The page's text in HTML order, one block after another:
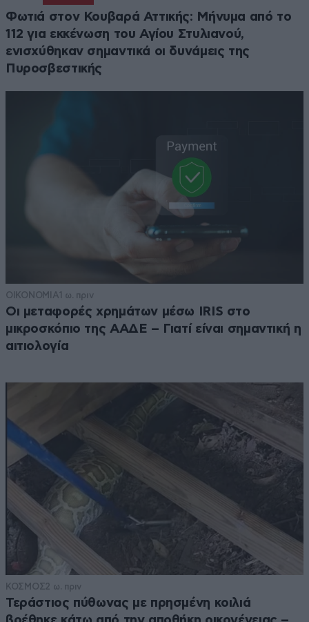
Φωτιά στον Κουβαρά Αττικής: Μήνυμα από το
112 για εκκένωση του Αγίου Στυλιανού,
ενισχύθηκαν σημαντικά οι δυνάμεις της
Πυροσβεστικής
ΟΙΚΟΝΟΜΙΑ1 ω. πριν
Οι μεταφορές χρημάτων μέσω IRIS στο
μικροσκόπιο της ΑΑΔΕ – Γιατί είναι σημαντική η
αιτιολογία
ΚΟΣΜΟΣ2 ω. πριν
Τεράστιος πύθωνας με πρησμένη κοιλιά